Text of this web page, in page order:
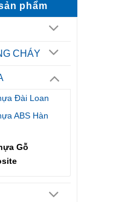
phẩm
CHÁY
Đài Loan
ABS Hàn
Gỗ